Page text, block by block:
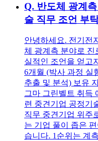
Q. 반도체 광계
술 직무 조언 부
안녕하세요. 전기전
체 광계측 분야로 진
실적인 조언을 얻고
6개월 (박사 과정 실
추출 및 분석) 보유
그마 그린벨트 취득
련 중견기업 공정기
직무 중견기업 위주
는 기업 풀이 좁은
습니다. 1순위는 계